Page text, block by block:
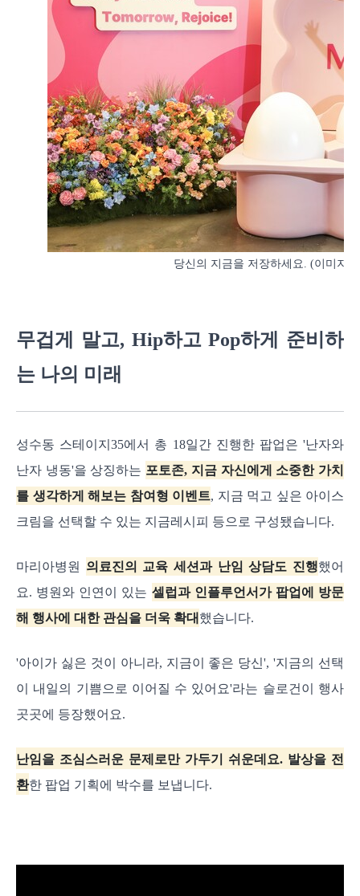
당신의 지금을 저장하세요. (이미지:
무겁게 말고, Hip하고 Pop하게 준비하
는 나의 미래
성수동 스테이지35에서 총 18일간 진행한 팝업은 '난자와
난자 냉동'을 상징하는 포토존, 지금 자신에게 소중한 가치
를 생각하게 해보는 참여형 이벤트, 지금 먹고 싶은 아이스
크림을 선택할 수 있는 지금레시피 등으로 구성됐습니다.
마리아병원 의료진의 교육 세션과 난임 상담도 진행했어
요. 병원와 인연이 있는 셀럽과 인플루언서가 팝업에 방문
해 행사에 대한 관심을 더욱 확대 했습니다.
'아이가 싫은 것이 아니라, 지금이 좋은 당신', '지금의 선택
이 내일의 기쁨으로 이어질 수 있어요'라는 슬로건이 행사
곳곳에 등장했어요.
난임을 조심스러운 문제로만 가두기 쉬운데요. 발상을 전
환한 팝업 기획에 박수를 보냅니다.